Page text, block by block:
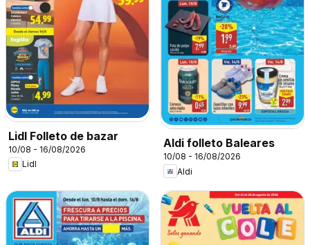
Lidl Folleto de bazar
10/08 - 16/08/2026
Lidl
Aldi folleto Baleares
10/08 - 16/08/2026
Aldi